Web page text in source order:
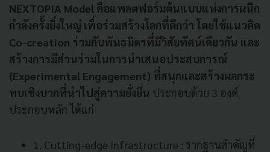
NEXTOPIA Model คือแพลตฟอร์มต้นแบบแห่งการผนึก
กำลังครั้งยิ่งใหญ่ เพื่อร่วมสร้างโลกที่ดีกว่า โดยใช้แนวคิด
Co-creation ร่วมกับพันธมิตรที่มีวิสัยทัศน์เดียวกัน และ
สร้างการมีส่วนร่วมในการนำเสนอประสบการณ์
(Experimental Engagement) ที่สนุกและสร้างผลกระ
ทบเชิงบวกที่นำไปสู่ความยั่งยืน ประกอบด้วย 3 องค์
ประกอบหลัก ได้แก่
1. Cutting-edge Infrastructure : รากฐานสำคัญที่